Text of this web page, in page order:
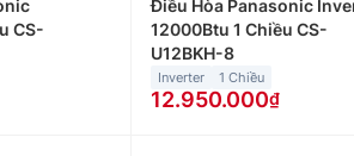
CS-
Điều Hòa Panasonic
12000Btu 1 Chiều CS-
U12BKH-8
Inverter 1 Chiều
12.950.000